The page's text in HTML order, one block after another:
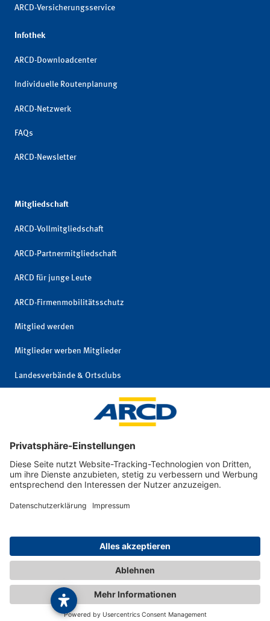
ARCD-Versicherungsservice
Infothek
ARCD-Downloadcenter
Individuelle Routenplanung
ARCD-Netzwerk
FAQs
ARCD-Newsletter
Mitgliedschaft
ARCD-Vollmitgliedschaft
ARCD-Partnermitgliedschaft
ARCD für junge Leute
ARCD-Firmenmobilitätsschutz
Mitglied werden
Mitglieder werben Mitglieder
Landesverbände & Ortsclubs
Privatsphäre und
|
Interne Meldestelle
Barrierefreiheit
und Reiseclub